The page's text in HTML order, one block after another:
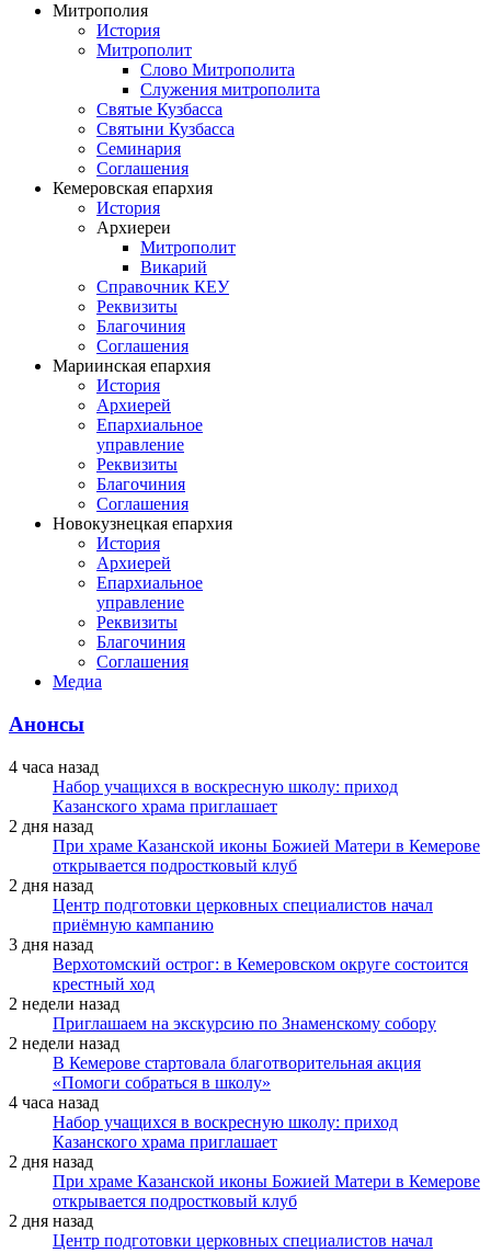
Митрополия
История
Митрополит
Слово Митрополита
Служения митрополита
Святые Кузбасса
Святыни Кузбасса
Семинария
Соглашения
Кемеровская епархия
История
Архиереи
Митрополит
Викарий
Справочник КЕУ
Реквизиты
Благочиния
Соглашения
Мариинская епархия
История
Архиерей
Епархиальное
управление
Реквизиты
Благочиния
Соглашения
Новокузнецкая епархия
История
Архиерей
Епархиальное
управление
Реквизиты
Благочиния
Соглашения
Медиа
Анонсы
4 часа назад
Набор учащихся в воскресную школу: приход
Казанского храма приглашает
2 дня назад
При храме Казанской иконы Божией Матери в Кемерове
открывается подростковый клуб
2 дня назад
Центр подготовки церковных специалистов начал
приёмную кампанию
3 дня назад
Верхотомский острог: в Кемеровском округе состоится
крестный ход
2 недели назад
Приглашаем на экскурсию по Знаменскому собору
2 недели назад
В Кемерове стартовала благотворительная акция
«Помоги собраться в школу»
4 часа назад
Набор учащихся в воскресную школу: приход
Казанского храма приглашает
2 дня назад
При храме Казанской иконы Божией Матери в Кемерове
открывается подростковый клуб
2 дня назад
Центр подготовки церковных специалистов начал